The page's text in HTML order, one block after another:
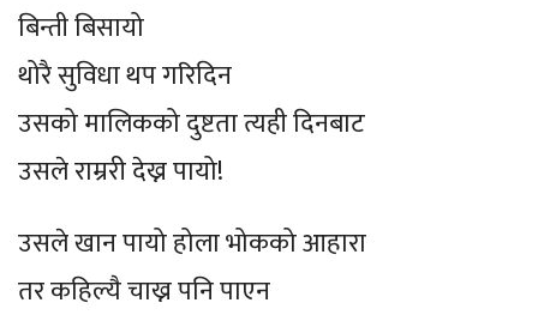
बिन्ती बिसायो
थोरै सुविधा थप गरिदिन
उसको मालिकको दुष्टता त्यही दिनबाट
उसले राम्ररी देख्न पायो!
उसले खान पायो होला भोकको आहारा
तर कहिल्यै चाख्न पनि पाएन